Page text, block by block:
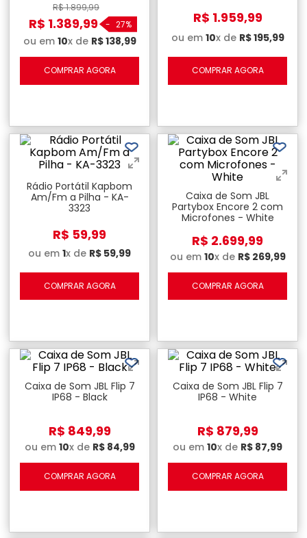
R$1.899,99
R$ 1.389,99 - 27%
ou em 10x de R$138,99
COMPRAR AGORA
R$ 1.959,99
ou em 10x de R$195,99
COMPRAR AGORA
Rádio Portátil Kapbom
Am/Fm a Pilha - KA-
3323
R$ 59,99
ou em 1x de R$ 59,99
COMPRAR AGORA
Caixa de Som JBL
Partybox Encore 2 com
Microfones - White
R$ 2.699,99
ou em 10x de R$ 269,99
COMPRAR AGORA
Caixa de Som JBL Flip 7
IP68 - Black
R$ 849,99
ou em 10x de R$ 84,99
COMPRAR AGORA
Caixa de Som JBL Flip 7
IP68 - White
R$ 879,99
ou em 10x de R$ 87,99
COMPRAR AGORA